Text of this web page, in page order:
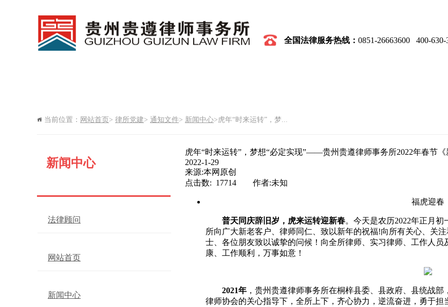
全国法律服务热线 ： 0851-26663600 400-630-
当前位置： 网站首页 > 律所党建> 通知文件> 新闻中心>虎年“时来运转”，梦...
新闻中心
法律顾问
网站首页
新闻中心
虎年“时来运转”，梦想“必定实现”——贵州贵遵律师事务所2022年春节《
2022-1-29
来源:本网原创
点击数: 17714 作者:未知
福虎迎春
普天同庆辞旧岁，虎来运转迎新春。今天是农历2022年正月
所向广大新老客户、律师同仁、致以新年的祝福!向所有关心、关
士、各位朋友致以诚挚的问候！向全所律师、实习律师、工作人
康、工作顺利，万事如意！
2021年，贵州贵遵律师事务所在桐梓县委、县政府、县统战
律师协会的关心指导下，全所上下，齐心协力，逆流奋进，勇于